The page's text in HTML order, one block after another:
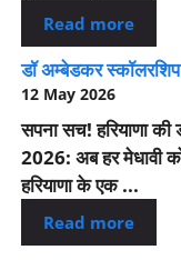
Read more
डॉ अम्बेडकर
12 May 2026
सपना सच! हरियाणा की
2026: अब हर मेधावी
हरियाणा के एक ...
Read more